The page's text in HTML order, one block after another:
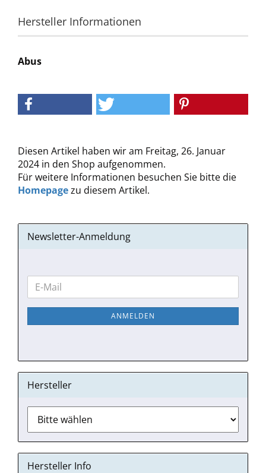
Hersteller Informationen
Abus
Diesen Artikel haben wir am Freitag, 26. Januar
2024 in den Shop aufgenommen.
Für weitere Informationen besuchen Sie bitte die
Homepagezu diesem Artikel.
Newsletter-Anmeldung
WEITER
ZUR
NEWSLETTER-
E-
Mail
ANMELDEN
Hersteller
Hersteller Info